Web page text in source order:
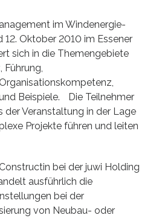
im Windenergie-
12. Oktober 2010 im Essener
sich in die Themengebiete
Beispiele. Die Teilnehmer
der Veranstaltung in der Lage
Projekte führen und leiten
bei der juwi Holding
ausführlich die
bei der
von Neubau- oder